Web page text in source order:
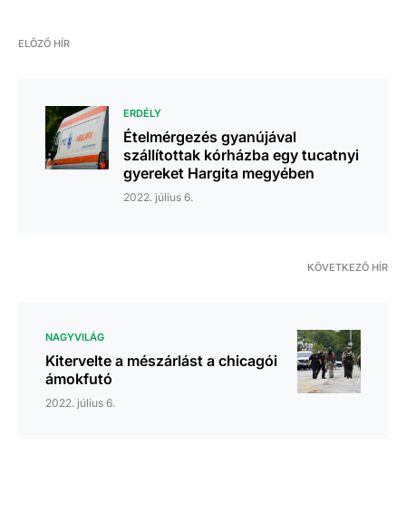
ELŐZŐ HÍR
ERDÉLY
Ételmérgezés gyanújával
szállítottak kórházba egy tucatnyi
gyereket Hargita megyében
2022. július 6.
KÖVETKEZŐ HÍR
NAGYVILÁG
Kitervelte a mészárlást a chicagói
ámokfutó
2022. július 6.